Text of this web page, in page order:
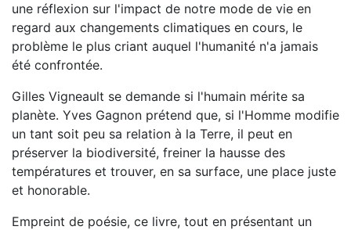
une réflexion sur l'impact de notre mode de vie en
regard aux changements climatiques en cours, le
problème le plus criant auquel l'humanité n'a jamais
été confrontée.
Gilles Vigneault se demande si l'humain mérite sa
planète. Yves Gagnon prétend que, si l'Homme modifie
un tant soit peu sa relation à la Terre, il peut en
préserver la biodiversité, freiner la hausse des
températures et trouver, en sa surface, une place juste
et honorable.
Empreint de poésie, ce livre, tout en présentant un